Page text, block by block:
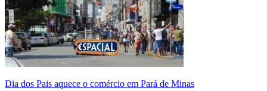
Dia dos Pais aquece o comércio em Pará de Minas